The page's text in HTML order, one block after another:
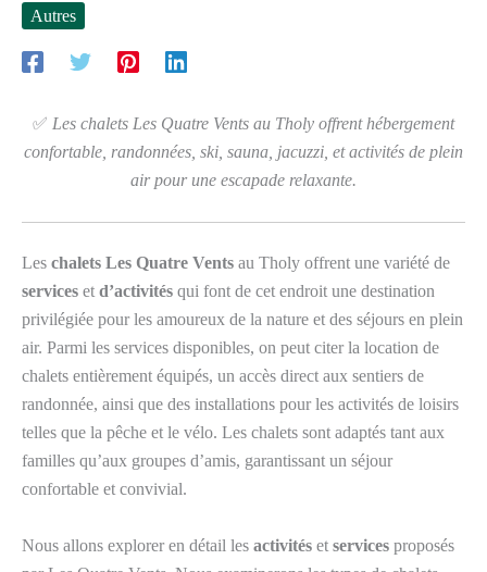
Autres
✅ Les chalets Les Quatre Vents au Tholy offrent hébergement
confortable, randonnées, ski, sauna, jacuzzi, et activités de plein
air pour une escapade relaxante.
Les chalets Les Quatre Vents au Tholy offrent une variété de
services et d’activités qui font de cet endroit une destination
privilégiée pour les amoureux de la nature et des séjours en plein
air. Parmi les services disponibles, on peut citer la location de
chalets entièrement équipés, un accès direct aux sentiers de
randonnée, ainsi que des installations pour les activités de loisirs
telles que la pêche et le vélo. Les chalets sont adaptés tant aux
familles qu’aux groupes d’amis, garantissant un séjour
confortable et convivial.
Nous allons explorer en détail les activités et services proposés